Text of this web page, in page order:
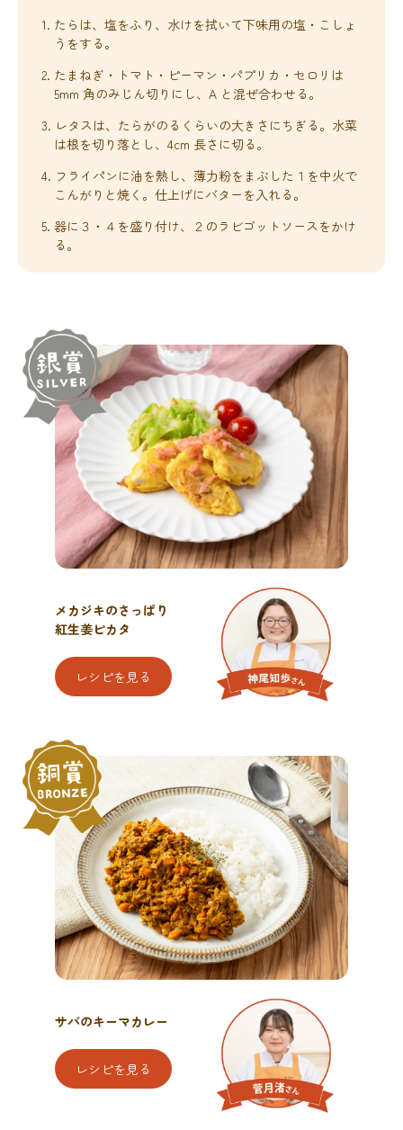
1. たらは、塩をふり、水けを拭いて下味用の塩・こしょ
うをする。
2. たまねぎ・トマト・ピーマン・パプリカ・セロリは
5mm 角のみじん切りにし、A と混ぜ合わせる。
3. レタスは、たらがのるくらいの大きさにちぎる。水菜
は根を切り落とし、4cm 長さに切る。
4. フライパンに油を熱し、薄力粉をまぶした１を中火で
こんがりと焼く。仕上げにバターを入れる。
5. 器に３・４を盛り付け、２のラビゴットソースをかけ
る。
メカジキのさっぱり
紅生姜ピカタ
レシピを見る
サバのキーマカレー
レシピを見る